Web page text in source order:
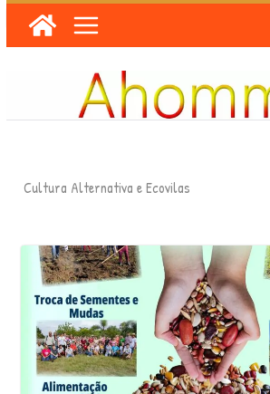
Skip
to
Cultura Alternativa e Ecovilas